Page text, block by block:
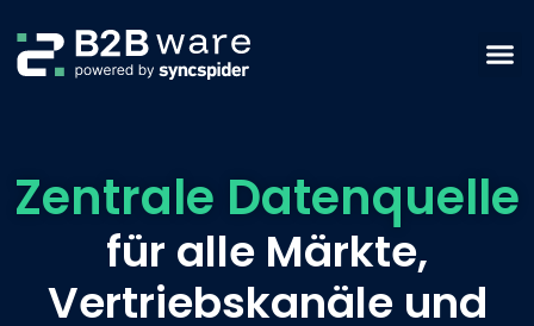
Zentrale Datenquelle
für alle Märkte,
Vertriebskanäle und